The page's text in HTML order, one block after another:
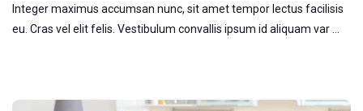
Integer maximus accumsan nunc, sit amet tempor lectus facilisis
eu. Cras vel elit felis. Vestibulum convallis ipsum id aliquam var …